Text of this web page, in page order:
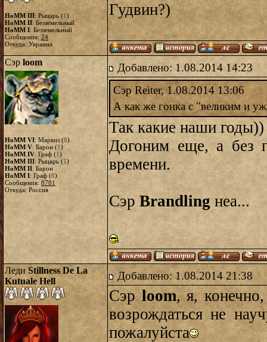
HoMM III: Рыцарь (1)
HoMM II: Безземельный
HoMM I: Безземельный
Сообщения: 24
Откуда: Украина
Гудвин?)
Сэр loom
HoMM VI: Маркиз (8)
HoMM V: Барон (1)
HoMM IV: Граф (1)
HoMM III: Рыцарь (1)
HoMM II: Барон
HoMM I: Граф (8)
Сообщения: 8781
Откуда: Россия
Добавлено: 1.08.2014 14:23
Сэр Reiter, 1.08.2014 13:06
А как же гонка с "великим и
Так какие наши годы))
Догоним еще, а без
времени.
Сэр Brandling неа...
Леди Stillness De La
Kutuale Hell
Добавлено: 1.08.2014 21:38
Сэр loom, я,
возрождаться не
пожалуйста